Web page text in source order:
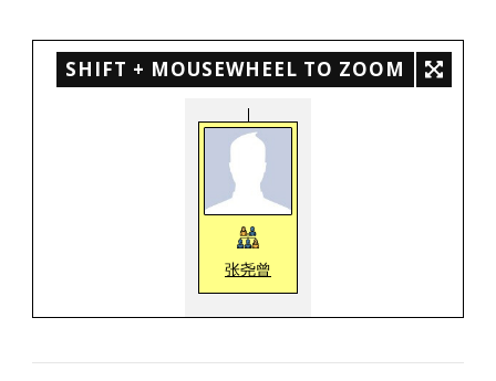
SHIFT + MOUSEWHEEL TO ZOOM
张尧曾